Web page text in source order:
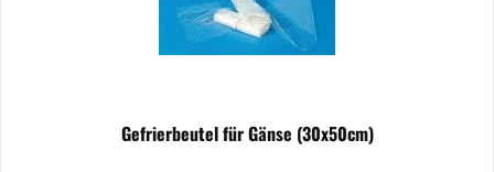
Gefrierbeutel für Gänse (30x50cm)